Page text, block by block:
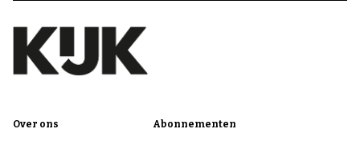
Over ons Abonnementen